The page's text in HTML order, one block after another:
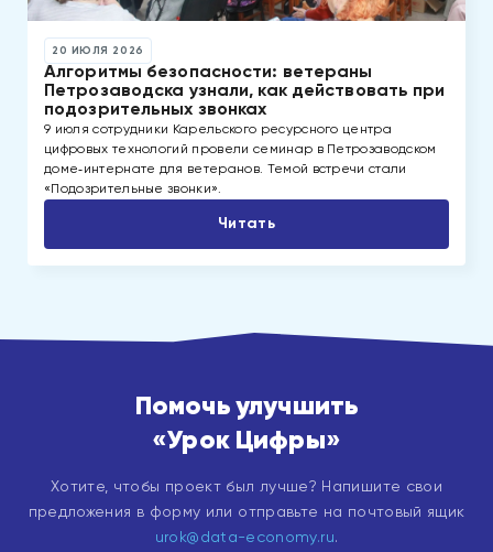
20 ИЮЛЯ 2026
Алгоритмы безопасности: ветераны
Петрозаводска узнали, как действовать при
подозрительных звонках
9 июля сотрудники Карельского ресурсного центра
цифровых технологий провели семинар в Петрозаводском
доме‑интернате для ветеранов. Темой встречи стали
«Подозрительные звонки».
Читать
Помочь улучшить
«Урок Цифры»
Хотите, чтобы проект был лучше? Напишите свои
предложения в форму или отправьте на почтовый ящик
urok@data-economy.ru.